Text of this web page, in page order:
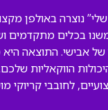
נוצרה באולפן
בכלים מתקדמים
אבישי. התוצאה היא
הווקאליות שלכם.
לחובבי קריוקי